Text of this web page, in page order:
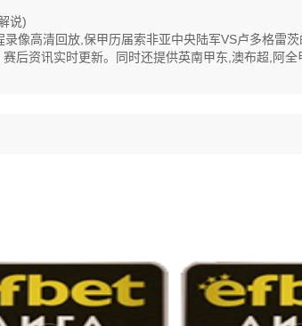
说)
像高清回放,保甲历届索非亚中央陆军VS卢多格雷
后资讯实时更新。同时还提供英南甲东,澳布超,阿